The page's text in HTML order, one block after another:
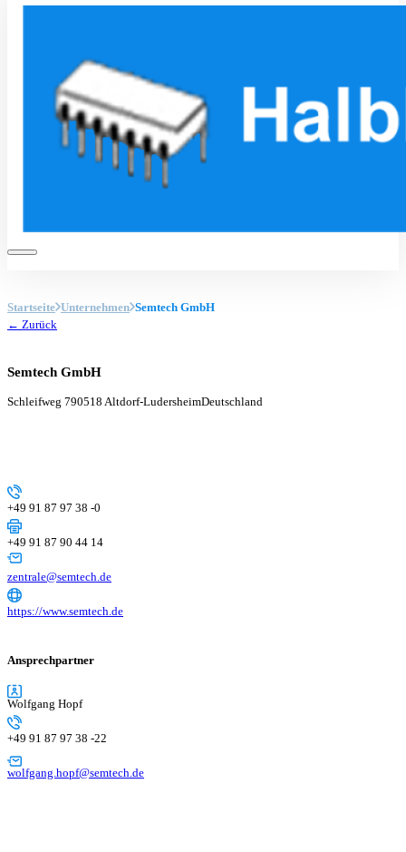
Startseite Unternehmen Semtech GmbH
← Zurück
Semtech GmbH
Schleifweg 790518 Altdorf-LudersheimDeutschland
+49 91 87 97 38 -0
+49 91 87 90 44 14
zentrale@semtech.de
https://www.semtech.de
Ansprechpartner
Wolfgang Hopf
+49 91 87 97 38 -22
wolfgang.hopf@semtech.de